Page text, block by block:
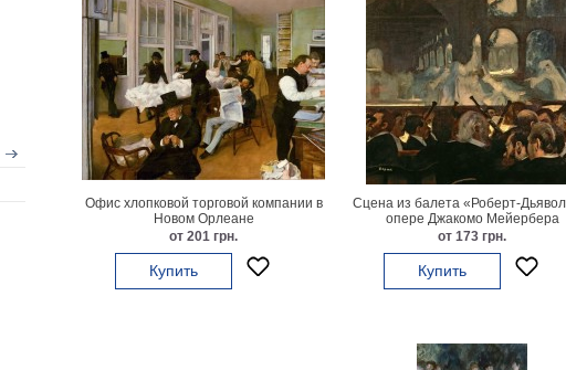
Офис хлопковой торговой компании в
Новом Орлеане
от 201 грн.
Купить
Сцена из балета «Роберт-
опере Джакомо Мейербера
от 173 грн.
Купить